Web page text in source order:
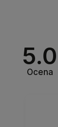
5.0
Ocena